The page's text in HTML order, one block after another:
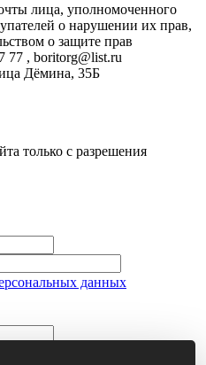
лица, уполномоченного
о нарушении их прав,
о защите прав
77 , boritorg@list.ru
Дёмина, 35Б
только с разрешения
данных